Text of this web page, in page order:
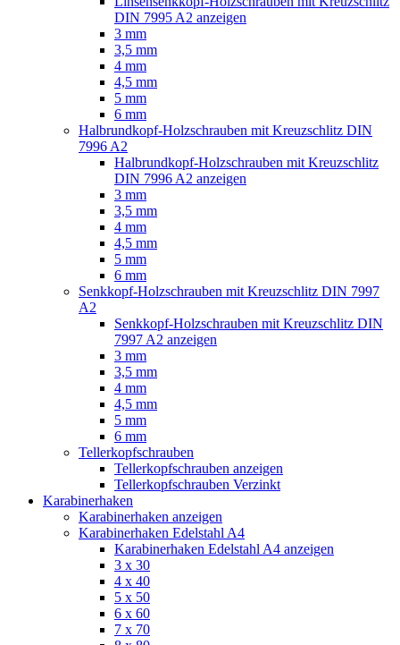
DIN 7995 A2 anzeigen
3 mm
3,5 mm
4 mm
4,5 mm
5 mm
6 mm
Halbrundkopf-Holzschrauben mit Kreuzschlitz DIN
7996 A2
Halbrundkopf-Holzschrauben mit Kreuzschlitz
DIN 7996 A2 anzeigen
3 mm
3,5 mm
4 mm
4,5 mm
5 mm
6 mm
Senkkopf-Holzschrauben mit Kreuzschlitz DIN 7997
A2
Senkkopf-Holzschrauben mit Kreuzschlitz DIN
7997 A2 anzeigen
3 mm
3,5 mm
4 mm
4,5 mm
5 mm
6 mm
Tellerkopfschrauben
Tellerkopfschrauben anzeigen
Tellerkopfschrauben Verzinkt
Karabinerhaken
Karabinerhaken anzeigen
Karabinerhaken Edelstahl A4
Karabinerhaken Edelstahl A4 anzeigen
3 x 30
4 x 40
5 x 50
6 x 60
7 x 70